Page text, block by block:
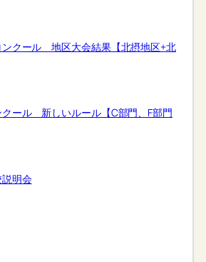
ンクール 地区大会結果【北摂地区+北
クール 新しいルール【C部門、F部門
明会